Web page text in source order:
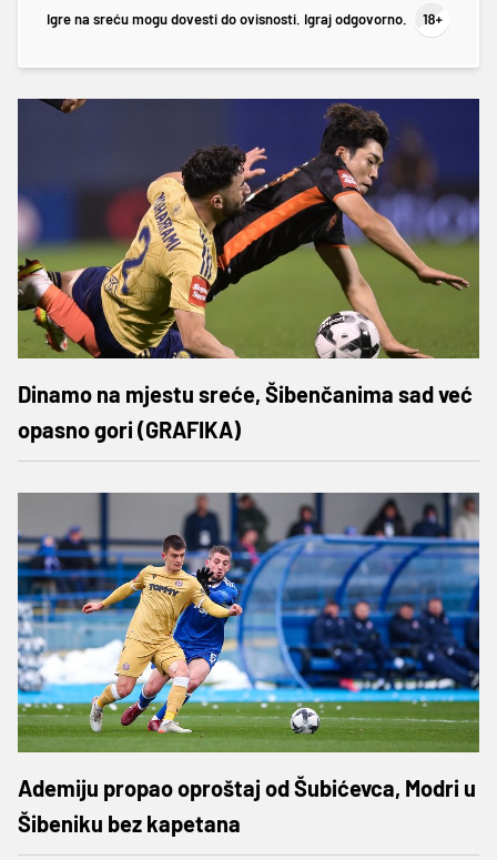
Igre na sreću mogu dovesti do ovisnosti. Igraj odgovorno.
Dinamo na mjestu sreće, Šibenčanima sad već
opasno gori (GRAFIKA)
Ademiju propao oproštaj od Šubićevca, Modri u
Šibeniku bez kapetana